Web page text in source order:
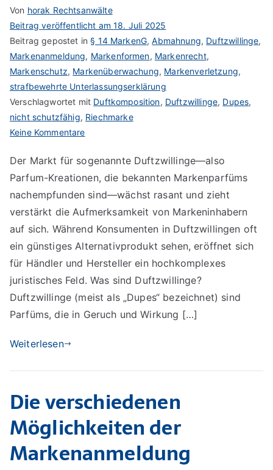
Von horak Rechtsanwälte
Beitrag veröffentlicht am18. Juli 2025
Beitrag gepostet in§ 14 MarkenG,Abmahnung, Duftzwillinge,
Markenanmeldung, Markenformen, Markenrecht,
Markenschutz, Markenüberwachung, Markenverletzung,
strafbewehrte Unterlassungserklärung
Verschlagwortet mit Duftkomposition, Duftzwillinge, Dupes,
nicht schutzfähig, Riechmarke
Keine Kommentarezu
und
gewerblicher
Rechtsschutz:
Rechtliche
Fallstricke
aktuelle
Trends
Der Markt für sogenannte Duftzwillinge—also
Parfum-Kreationen, die bekannten Markenparfüms
nachempfunden sind—wächst rasant und zieht
verstärkt die Aufmerksamkeit von Markeninhabern
auf sich. Während Konsumenten in Duftzwillingen oft
ein günstiges Alternativprodukt sehen, eröffnet sich
für Händler und Hersteller ein hochkomplexes
juristisches Feld. Was sind Duftzwillinge?
Duftzwillinge (meist als „Dupes“ bezeichnet) sind
Parfüms, die in Geruch und Wirkung […]
Weiterlesen
Die verschiedenen
Möglichkeiten der
Markenanmeldung